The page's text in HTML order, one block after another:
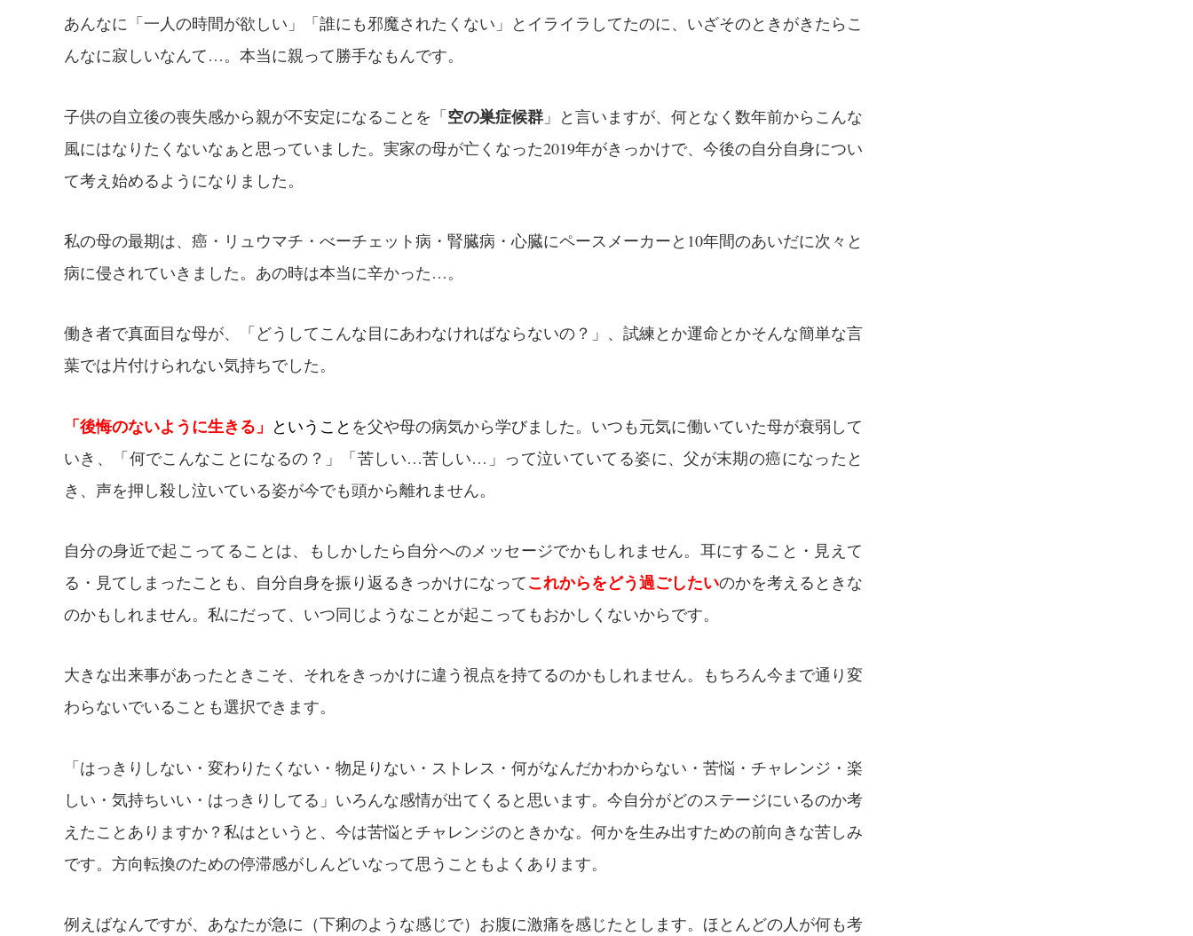
あんなに「一人の時間が欲しい」「誰にも邪魔されたくない」とイライラしてたのに、いざそのときがきたらこ
んなに寂しいなんて…。本当に親って勝手なもんです。
子供の自立後の喪失感から親が不安定になることを「空の巣症候群 」と言いますが、何となく数年前からこんな
風にはなりたくないなぁと思っていました。実家の母が亡くなった2019年がきっかけで、今後の自分自身につい
て考え始めるようになりました。
私の母の最期は、癌・リュウマチ・べーチェット病・腎臓病・心臓にペースメーカーと10年間のあいだに次々と
病に侵されていきました。あの時は本当に辛かった…。
働き者で真面目な母が、「どうしてこんな目にあわなければならないの？」、試練とか運命とかそんな簡単な言
葉では片付けられない気持ちでした。
「後悔のないように生きる」 ということ を父や母の病気から学びました。いつも元気に働いていた母が衰弱して
いき、「何でこんなことになるの？」「苦しい…苦しい…」って泣いていてる姿に、父が末期の癌になったと
き、声を押し殺し泣いている姿が今でも頭から離れません。
自分の身近で起こってることは、もしかしたら自分へのメッセージでかもしれません。耳にすること・見えて
る・見てしまったことも、自分自身を振り返るきっかけになってこれからをどう過ごしたいのかを考えるときな
のかもしれません。私にだって、いつ同じようなことが起こってもおかしくないからです。
大きな出来事があったときこそ、それをきっかけに違う視点を持てるのかもしれません。もちろん今まで通り変
わらないでいることも選択できます。
「はっきりしない・変わりたくない・物足りない・ストレス・何がなんだかわからない・苦悩・チャレンジ・楽
しい・気持ちいい・はっきりしてる」いろんな感情が出てくると思います。今自分がどのステージにいるのか考
えたことありますか？私はというと、今は苦悩とチャレンジのときかな。何かを生み出すための前向きな苦しみ
です。方向転換のための停滞感がしんどいなって思うこともよくあります。
例えばなんですが、あなたが急に（下痢のような感じで）お腹に激痛を感じたとします。ほとんどの人が何も考